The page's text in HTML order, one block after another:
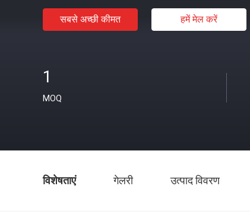
सबसे अच्छी कीमत हमें मेल करें
1
MOQ
विशेषताएं गेलरी उत्पाद विवरण